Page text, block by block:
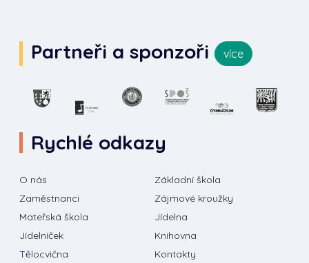
Partneři a sponzoři více
Rychlé odkazy
O nás
Základní škola
Zaměstnanci
Zájmové kroužky
Mateřská škola
Jídelna
Jídelníček
Knihovna
Tělocvična
Kontakty